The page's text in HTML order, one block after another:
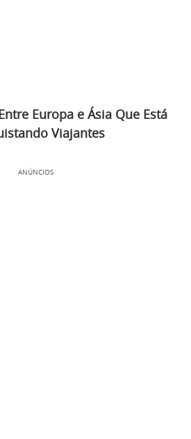
Europa e Ásia Que Está
Viajantes
ANÚNCIOS